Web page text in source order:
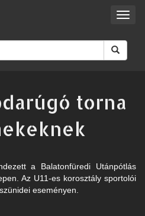
torna
a Balatonfüredi Utánpótlás
Az U11-es korosztály sportolói
eseményen.